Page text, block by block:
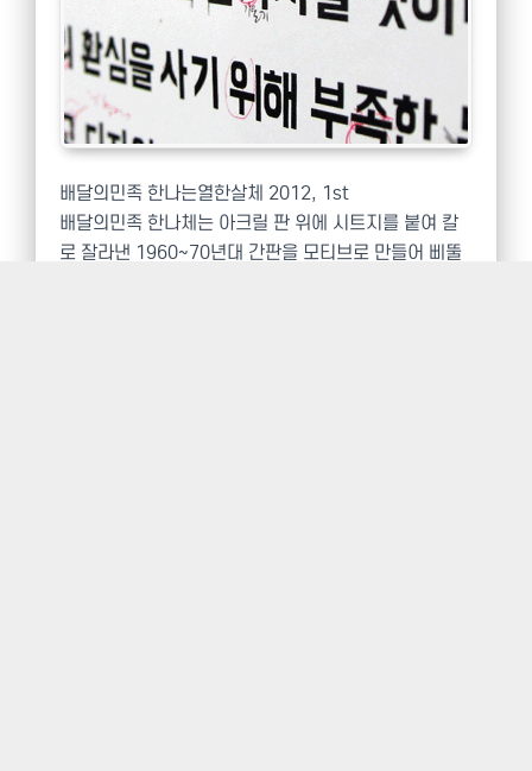
배달의민족 한나는열한살체 2012, 1st
배달의민족 한나체는 아크릴 판 위에 시트지를 붙여 칼
로 잘라낸 1960~70년대 간판을 모티브로 만들어 삐뚤